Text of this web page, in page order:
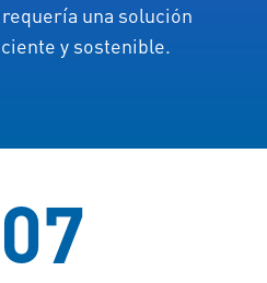
una solución
y sostenible.